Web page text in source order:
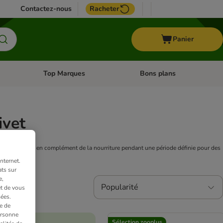
Contactez-nous Racheter
Panier
Oiseau
Dérouler les catégories: Cheval
Top Marques Dérouler les catégories: Top
Bons plans
donnés en complément de la nourriture pendant une période définie pour des
Popularité
sur
de vous
de